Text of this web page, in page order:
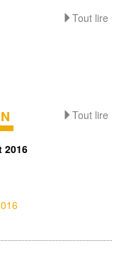
Tout lire
Tout lire
2016